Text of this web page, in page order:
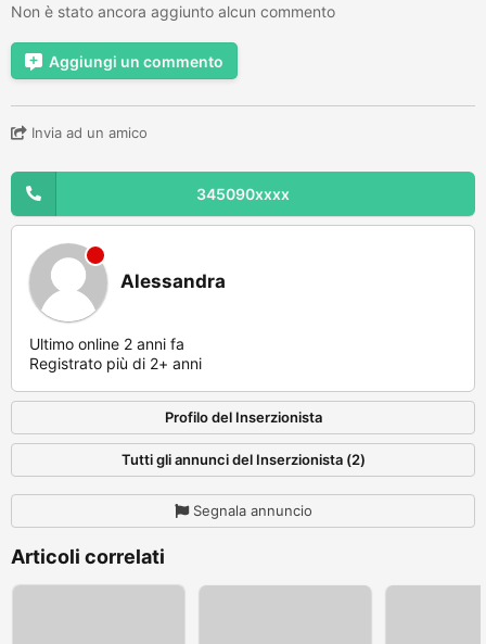
Non è stato ancora aggiunto alcun commento
Aggiungi un commento
Invia ad un amico
345090xxxx
Alessandra
Ultimo online 2 anni fa
Registrato più di 2+ anni
Profilo del Inserzionista
Tutti gli annunci del Inserzionista (2)
Segnala annuncio
Articoli correlati